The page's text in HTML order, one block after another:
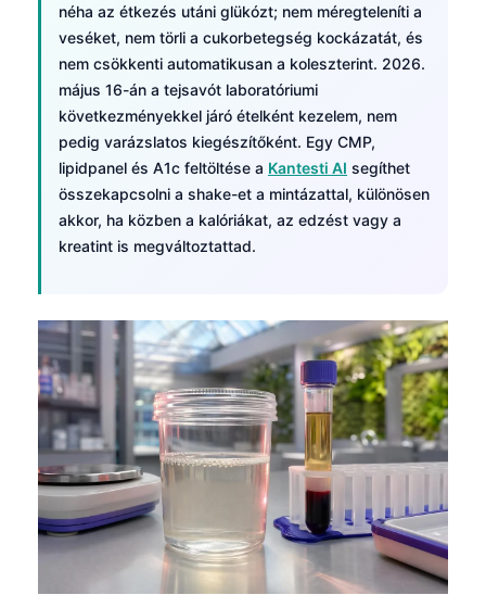
néha az étkezés utáni glükózt; nem méregteleníti a
veséket, nem törli a cukorbetegség kockázatát, és
nem csökkenti automatikusan a koleszterint. 2026.
május 16-án a tejsavót laboratóriumi
következményekkel járó ételként kezelem, nem
pedig varázslatos kiegészítőként. Egy CMP,
lipidpanel és A1c feltöltése a Kantesti AI segíthet
összekapcsolni a shake-et a mintázattal, különösen
akkor, ha közben a kalóriákat, az edzést vagy a
kreatint is megváltoztattad.